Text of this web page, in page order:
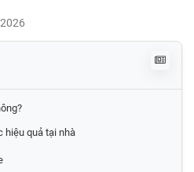
hiệu quả tại nhà